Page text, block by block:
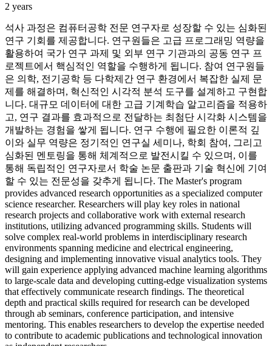
2 years
석사 과정은 컴퓨터공학 전문 연구자로 성장할 수 있는 심화된
연구 기회를 제공합니다. 연구원들은 고급 프로그래밍 역량을
활용하여 국가 연구 과제 및 외부 연구 기관과의 공동 연구 프
로젝트에서 핵심적인 역할을 수행하게 됩니다. 참여 연구원들
은 의학, 전기공학 등 다학제간 연구 환경에서 복잡한 실제 문
제를 해결하며, 혁신적인 시각적 분석 도구를 설계하고 구현합
니다. 대규모 데이터에 대한 고급 기계학습 알고리즘을 적용하
고, 연구 결과를 효과적으로 전달하는 최첨단 시각화 시스템을
개발하는 경험을 쌓게 됩니다. 연구 수행에 필요한 이론적 깊
이와 실무 역량은 정기적인 연구실 세미나, 학회 참여, 그리고
심화된 멘토링을 통해 체계적으로 발전시킬 수 있으며, 이를
통해 독립적인 연구자로서 학술 논문 출판과 기술 혁신에 기여
할 수 있는 전문성을 갖추게 됩니다. The Master's program
provides advanced research opportunities as a specialized computer
science researcher. Researchers will play key roles in national
research projects and collaborative work with external research
institutions, utilizing advanced programming skills. Students will
solve complex real-world problems in interdisciplinary research
environments spanning medicine and electrical engineering,
designing and implementing innovative visual analytics tools. They
will gain experience applying advanced machine learning algorithms
to large-scale data and developing cutting-edge visualization systems
that effectively communicate research findings. The theoretical
depth and practical skills required for research can be developed
through ab seminars, conference participation, and intensive
mentoring. This enables researchers to develop the expertise needed
to contribute to academic publications and technological innovation